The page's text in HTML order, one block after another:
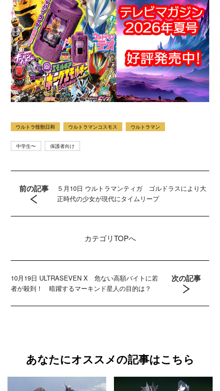
ウルトラ怪獣日和 ウルトラマンコスモス ウルトラマン
中学生〜 保護者向け
前の記事
５月10日 ウルトラマンティガ ゴルドラスにより大
正時代の少女が現代にタイムリープ
カテゴリTOPへ
10月19日 ULTRASEVEN X 危ない高額バイトに若
者が殺到！ 暗躍するマーキンド星人の目的は？
次の記事
あなたにオススメの記事はこちら